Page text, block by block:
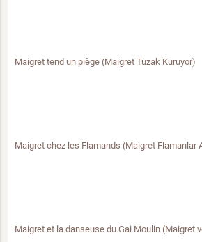
Maigret tend un piège (Maigret Tuzak Kuruyor)
Maigret chez les Flamands (Maigret Flamanlar
Maigret et la danseuse du Gai Moulin (Maigret